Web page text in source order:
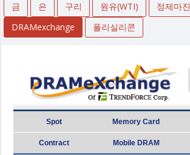
금 은 구리 원유(WTI)
정제마진
DRAMexchange
폴리실리콘